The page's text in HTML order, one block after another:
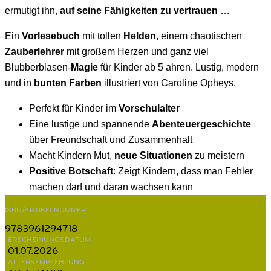
ermutigt ihn, auf seine Fähigkeiten zu vertrauen …
Ein Vorlesebuch mit tollen Helden, einem chaotischen
Zauberlehrer mit großem Herzen und ganz viel
Blubberblasen-Magie für Kinder ab 5 ahren. Lustig, modern
und in bunten Farben illustriert von Caroline Opheys.
Perfekt für Kinder im Vorschulalter
Eine lustige und spannende Abenteuergeschichte
über Freundschaft und Zusammenhalt
Macht Kindern Mut, neue Situationen zu meistern
Positive Botschaft: Zeigt Kindern, dass man Fehler
machen darf und daran wachsen kann
ISBN/ARTIKELNUMMER
9783961294718
ERSCHEINUNGSDATUM
01.07.2026
ALTERSEMPFEHLUNG